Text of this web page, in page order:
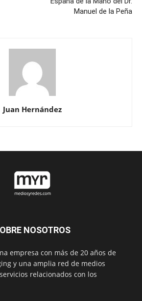
Manuel de la Peña
Juan Hernández
NOSOTROS
empresa con más de 20 años de
y una amplia red de medios
relacionados con los